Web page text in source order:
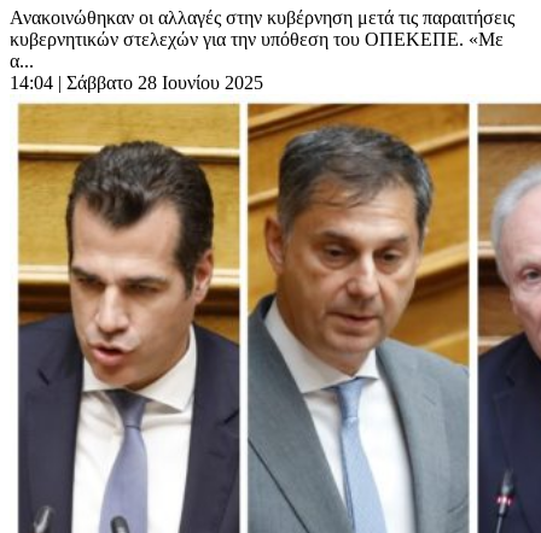
Ανακοινώθηκαν οι αλλαγές στην κυβέρνηση μετά τις παραιτήσεις
κυβερνητικών στελεχών για την υπόθεση του ΟΠΕΚΕΠΕ. «Με
α...
14:04 | Σάββατο 28 Ιουνίου 2025